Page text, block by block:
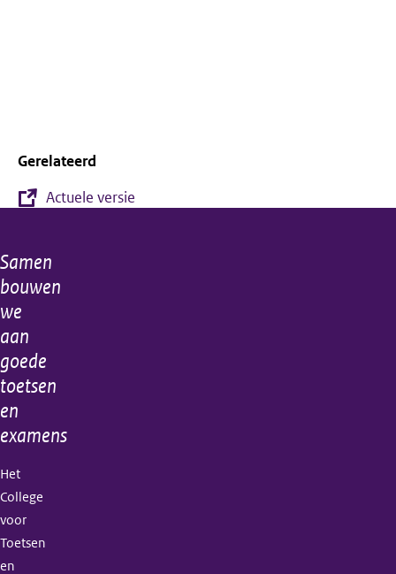
Gerelateerd
Actuele versie
Algemene
informatie
Samen
bouwen
we
aan
goede
toetsen
en
examens
Het
College
voor
Toetsen
en